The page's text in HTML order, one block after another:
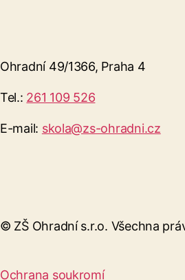
Ohradní 49/1366, Praha 4
Tel.: 261 109 526
E-mail: skola@zs-ohradni.cz
© ZŠ Ohradní s.r.o. Všechna
Ochrana soukromí